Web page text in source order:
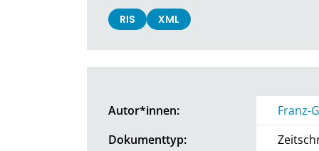
RIS XML
Autor*innen:
Franz-
Dokumenttyp: